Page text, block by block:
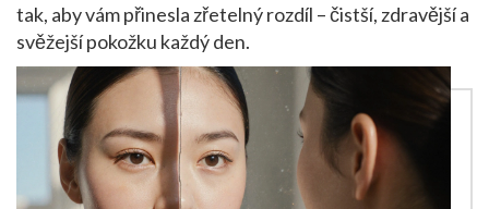
tak, aby vám přinesla zřetelný rozdíl – čistší, zdravější a
svěžejší pokožku každý den.